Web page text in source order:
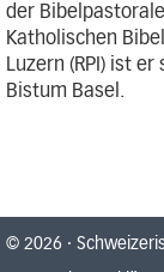
der
Katholischen
Luzern (RPI) ist
Bistum Basel.
© 2026 ·